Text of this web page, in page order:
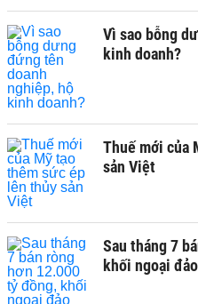
Vì sao bỗng
kinh doanh?
Thuế mới của
sản Việt
Sau tháng 7
khối ngoại